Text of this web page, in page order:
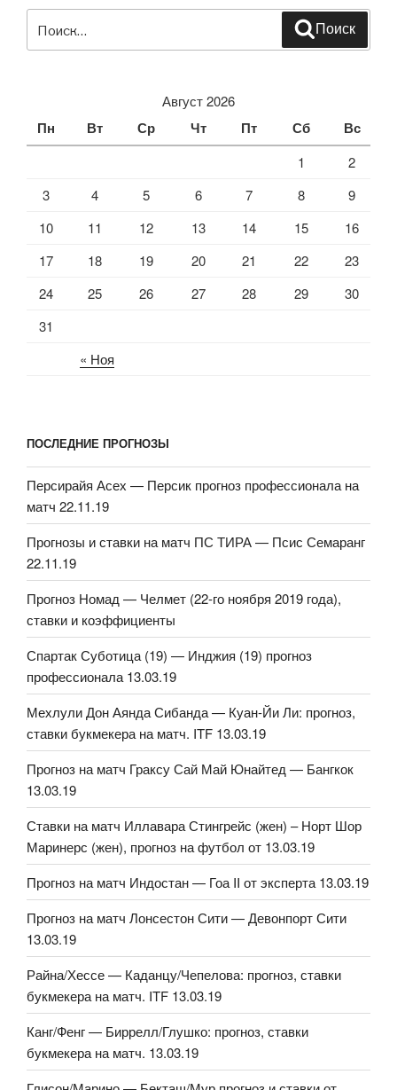
Поиск
Август 2026
Пн Вт Ср Чт Пт Сб Вс
« Ноя
1
2
3
4 5 6 7 8
9
10
11 12 13 14 15
16
17
18 19 20 21 22
23
24
25 26 27 28 29
30
31
ПОСЛЕДНИЕ ПРОГНОЗЫ
Персирайя Асех — Персик прогноз профессионала на
матч 22.11.19
Прогнозы и ставки на матч ПС ТИРА — Псис Семаранг
22.11.19
Прогноз Номад — Челмет (22-го ноября 2019 года),
ставки и коэффициенты
Спартак Суботица (19) — Инджия (19) прогноз
профессионала 13.03.19
Мехлули Дон Аянда Сибанда — Куан-Йи Ли: прогноз,
ставки букмекера на матч. ITF 13.03.19
Прогноз на матч Граксу Сай Май Юнайтед — Бангкок
13.03.19
Ставки на матч Иллавара Стингрейс (жен) – Норт Шор
Маринерс (жен), прогноз на футбол от 13.03.19
Прогноз на матч Индостан — Гоа II от эксперта 13.03.19
Прогноз на матч Лонсестон Сити — Девонпорт Сити
13.03.19
Райна/Хессе — Каданцу/Чепелова: прогноз, ставки
букмекера на матч. ITF 13.03.19
Канг/Фенг — Биррелл/Глушко: прогноз, ставки
букмекера на матч. 13.03.19